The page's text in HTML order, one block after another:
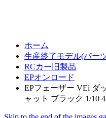
ホーム
生産終了モデル(パー
RCカー旧製品
EPオンロード
EPフェーザー VEi ダ
ャット ブラック 1/10